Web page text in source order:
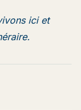
ici et